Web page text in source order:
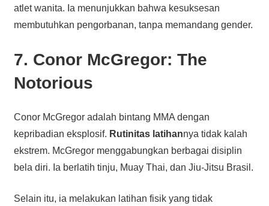
atlet wanita. Ia menunjukkan bahwa kesuksesan
membutuhkan pengorbanan, tanpa memandang gender.
7. Conor McGregor: The
Notorious
Conor McGregor adalah bintang MMA dengan
kepribadian eksplosif. Rutinitas latihannya tidak kalah
ekstrem. McGregor menggabungkan berbagai disiplin
bela diri. Ia berlatih tinju, Muay Thai, dan Jiu-Jitsu Brasil.
Selain itu, ia melakukan latihan fisik yang tidak